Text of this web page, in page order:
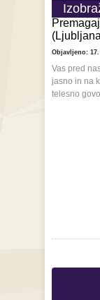
Objavljeno:
Vas pred
jasno in na
telesno